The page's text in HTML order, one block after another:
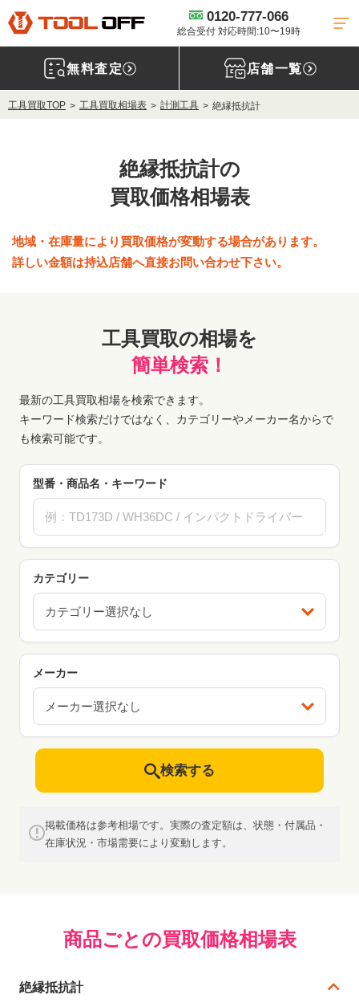
0120-777-066
総合受付 対応時間:10〜19時
無料査定 店舗一覧
工具買取TOP 工具買取相場表 計測工具 絶縁抵抗計
絶縁抵抗計の
買取価格相場表
地域・在庫量により買取価格が変動する場合があります。
詳しい金額は持込店舗へ直接お問い合わせ下さい。
工具買取の相場を
簡単検索！
最新の工具買取相場を検索できます。
キーワード検索だけではなく、カテゴリーやメーカー名からで
も検索可能です。
型番・商品名・キーワード
カテゴリー
カテゴリー選択なし
メーカー
メーカー選択なし
検索する
掲載価格は参考相場です。実際の査定額は、状態・付属品・
在庫状況・市場需要により変動します。
商品ごとの買取価格相場表
絶縁抵抗計